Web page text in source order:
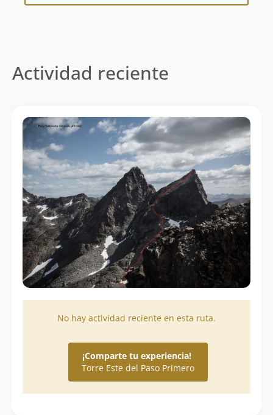
Actividad reciente
No hay actividad reciente en esta ruta.
¡Comparte tu experiencia!
Torre Este del Paso Primero